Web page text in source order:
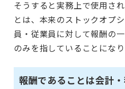
そうすると実務上で使用さ
とは、本来のストックオプ
員・従業員に対して報酬の
のみを指していることになり
報酬であることは会計